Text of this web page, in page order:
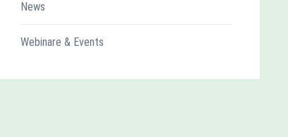
News
Webinare & Events